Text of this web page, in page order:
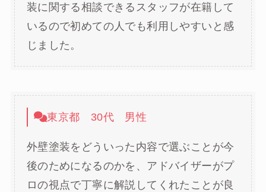
装に関する相談できるスタッフが在籍して
いるので初めての人でも利用しやすいと感
じました。
東京都 30代 男性
外壁塗装をどういった内容で選ぶことが今
後のためになるのかを、アドバイザーがプ
ロの視点で丁寧に解説してくれたことが良